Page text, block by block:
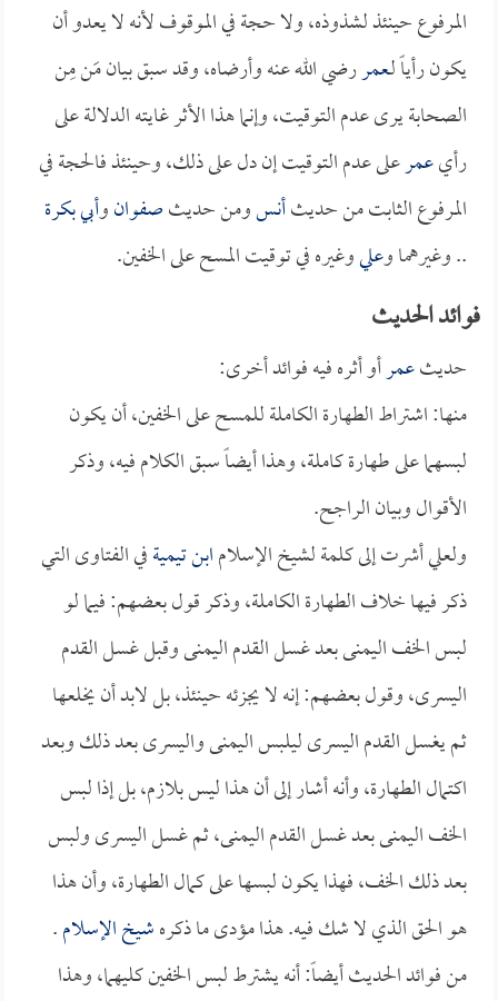
المرفوع حينئذ لشذوذه، ولا حجة في الموقوف لأنه لا يعدو أن
يكون رأياً لـعمررضي الله عنه وأرضاه، وقد سبق بيان مَن مِن
الصحابة يرى عدم التوقيت، وإنما هذا الأثر غايته الدلالة على
رأيعمرعلى عدم التوقيت إن دل على ذلك، وحينئذ فالحجة في
المرفوع الثابت من حديثأنسومن حديثصفوانوأبي بكرة
.. وغيرهما وعليوغيره في توقيت المسح على الخفين.
فوائد الحديث
حديثعمرأو أثره فيه فوائد أخرى:
منها: اشتراط الطهارة الكاملة للمسح على الخفين، أن يكون
لبسهما على طهارة كاملة، وهذا أيضاً سبق الكلام فيه، وذكر
الأقوال وبيان الراجح.
ولعلي أشرت إلى كلمة لشيخ الإسلامابن تيميةفي الفتاوى التي
ذكر فيها خلاف الطهارة الكاملة، وذكر قول بعضهم: فيما لو
لبس الخف اليمنى بعد غسل القدم اليمنى وقبل غسل القدم
اليسرى، وقول بعضهم: إنه لا يجزئه حينئذ، بل لابد أن يخلعها
ثم يغسل القدم اليسرى ليلبس اليمنى واليسرى بعد ذلك وبعد
اكتمال الطهارة، وأنه أشار إلى أن هذا ليس بلازم، بل إذا لبس
الخف اليمنى بعد غسل القدم اليمنى، ثم غسل اليسرى ولبس
بعد ذلك الخف، فهذا يكون لبسها على كمال الطهارة، وأن هذا
هو الحق الذي لا شك فيه. هذا مؤدى ما ذكرهشيخ الإسلام.
من فوائد الحديث أيضاً: أنه يشترط لبس الخفين كليهما، وهذا